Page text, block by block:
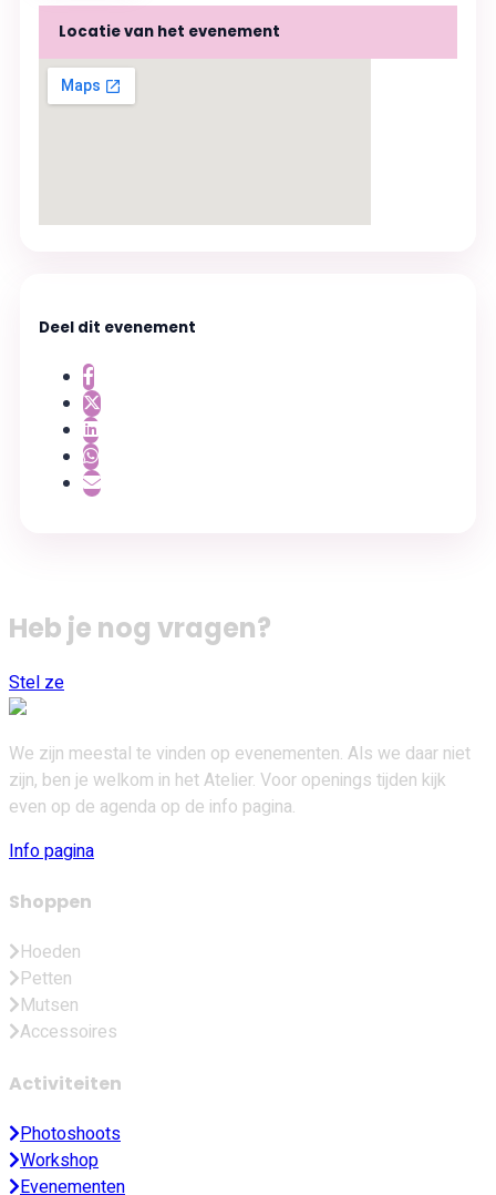
Locatie van het evenement
Deel dit evenement
Heb je nog vragen?
Stel ze
We zijn meestal te vinden op evenementen. Als we daar niet
zijn, ben je welkom in het Atelier. Voor openings tijden kijk
even op de agenda op de info pagina.
Info pagina
Shoppen
Hoeden
Petten
Mutsen
Accessoires
Activiteiten
Photoshoots
Workshop
Evenementen